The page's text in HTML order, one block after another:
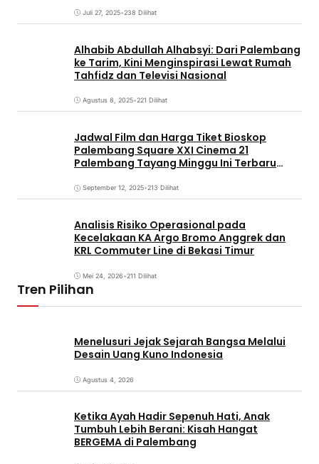
Juli 27, 2025•238 Dilihat
Alhabib Abdullah Alhabsyi: Dari Palembang
ke Tarim, Kini Menginspirasi Lewat Rumah
Tahfidz dan Televisi Nasional
Agustus 8, 2025•221 Dilihat
Jadwal Film dan Harga Tiket Bioskop
Palembang Square XXI Cinema 21
Palembang Tayang Minggu Ini Terbaru
September 12, 2025•213 Dilihat
Analisis Risiko Operasional pada
Kecelakaan KA Argo Bromo Anggrek dan
KRL Commuter Line di Bekasi Timur
Mei 24, 2026•211 Dilihat
Tren Pilihan
Menelusuri Jejak Sejarah Bangsa Melalui
Desain Uang Kuno Indonesia
Agustus 4, 2026
Ketika Ayah Hadir Sepenuh Hati, Anak
Tumbuh Lebih Berani: Kisah Hangat
BERGEMA di Palembang